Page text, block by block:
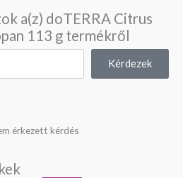
a(z) doTERRA Citrus
113 g termékről
Kérdezek
érkezett kérdés